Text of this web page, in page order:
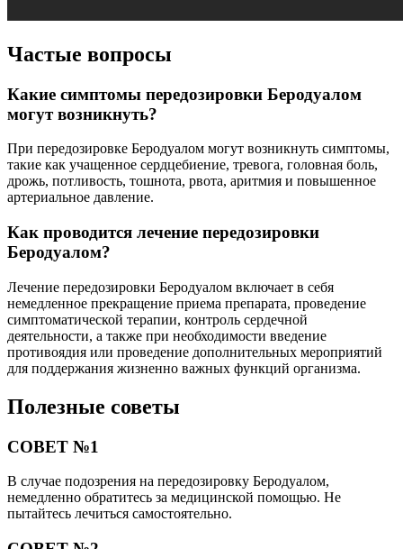
Частые вопросы
Какие симптомы передозировки Беродуалом
могут возникнуть?
При передозировке Беродуалом могут возникнуть симптомы,
такие как учащенное сердцебиение, тревога, головная боль,
дрожь, потливость, тошнота, рвота, аритмия и повышенное
артериальное давление.
Как проводится лечение передозировки
Беродуалом?
Лечение передозировки Беродуалом включает в себя
немедленное прекращение приема препарата, проведение
симптоматической терапии, контроль сердечной
деятельности, а также при необходимости введение
противоядия или проведение дополнительных мероприятий
для поддержания жизненно важных функций организма.
Полезные советы
СОВЕТ №1
В случае подозрения на передозировку Беродуалом,
немедленно обратитесь за медицинской помощью. Не
пытайтесь лечиться самостоятельно.